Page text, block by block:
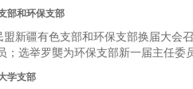
部和环保支部
盟新疆有色支部和环保支部换届大会
；选举罗龑为环保支部新一届主任
学支部